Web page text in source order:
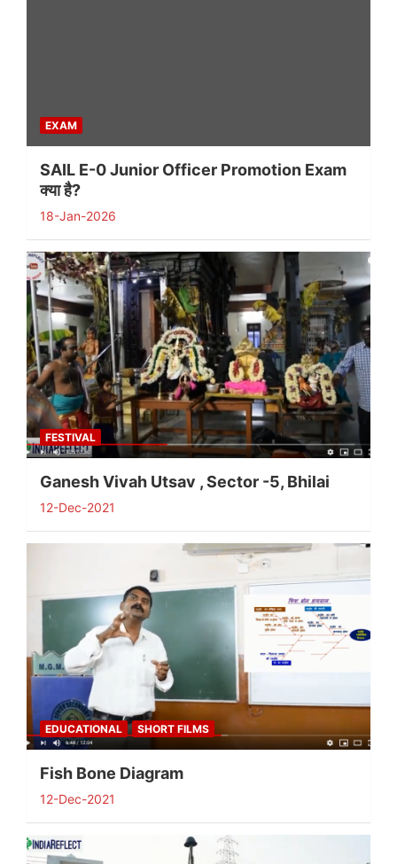
EXAM
SAIL E-0 Junior Officer Promotion Exam
क्या है?
18-Jan-2026
FESTIVAL
Ganesh Vivah Utsav , Sector -5, Bhilai
12-Dec-2021
EDUCATIONAL SHORT FILMS
Fish Bone Diagram
12-Dec-2021